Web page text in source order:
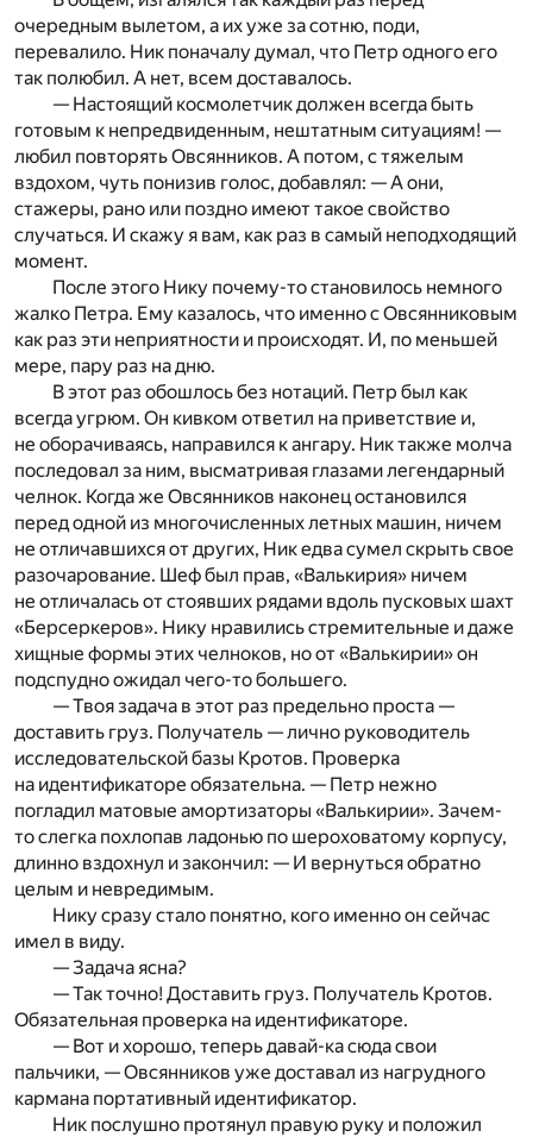
очередным вылетом, а их уже за сотню, поди,
перевалило. Ник поначалу думал, что Петр одного его
так полюбил. А нет, всем доставалось.
— Настоящий космолетчик должен всегда быть
готовым к непредвиденным, нештатным ситуациям! —
любил повторять Овсянников. А потом, с тяжелым
вздохом, чуть понизив голос, добавлял: — А они,
стажеры, рано или поздно имеют такое свойство
случаться. И скажу я вам, как раз в самый неподходящий
момент.
После этого Нику почему-то становилось немного
жалко Петра. Ему казалось, что именно с Овсянниковым
как раз эти неприятности и происходят. И, по меньшей
мере, пару раз на дню.
В этот раз обошлось без нотаций. Петр был как
всегда угрюм. Он кивком ответил на приветствие и,
не оборачиваясь, направился к ангару. Ник также молча
последовал за ним, высматривая глазами легендарный
челнок. Когда же Овсянников наконец остановился
перед одной из многочисленных летных машин, ничем
не отличавшихся от других, Ник едва сумел скрыть свое
разочарование. Шеф был прав, «Валькирия» ничем
не отличалась от стоявших рядами вдоль пусковых шахт
«Берсеркеров». Нику нравились стремительные и даже
хищные формы этих челноков, но от «Валькирии» он
подспудно ожидал чего-то большего.
— Твоя задача в этот раз предельно проста —
доставить груз. Получатель — лично руководитель
исследовательской базы Кротов. Проверка
на идентификаторе обязательна. — Петр нежно
погладил матовые амортизаторы «Валькирии». Зачем-
то слегка похлопав ладонью по шероховатому корпусу,
длинно вздохнул и закончил: — И вернуться обратно
целым и невредимым.
Нику сразу стало понятно, кого именно он сейчас
имел в виду.
— Задача ясна?
— Так точно! Доставить груз. Получатель Кротов.
Обязательная проверка на идентификаторе.
— Вот и хорошо, теперь давай-ка сюда свои
пальчики, — Овсянников уже доставал из нагрудного
кармана портативный идентификатор.
Ник послушно протянул правую руку и положил